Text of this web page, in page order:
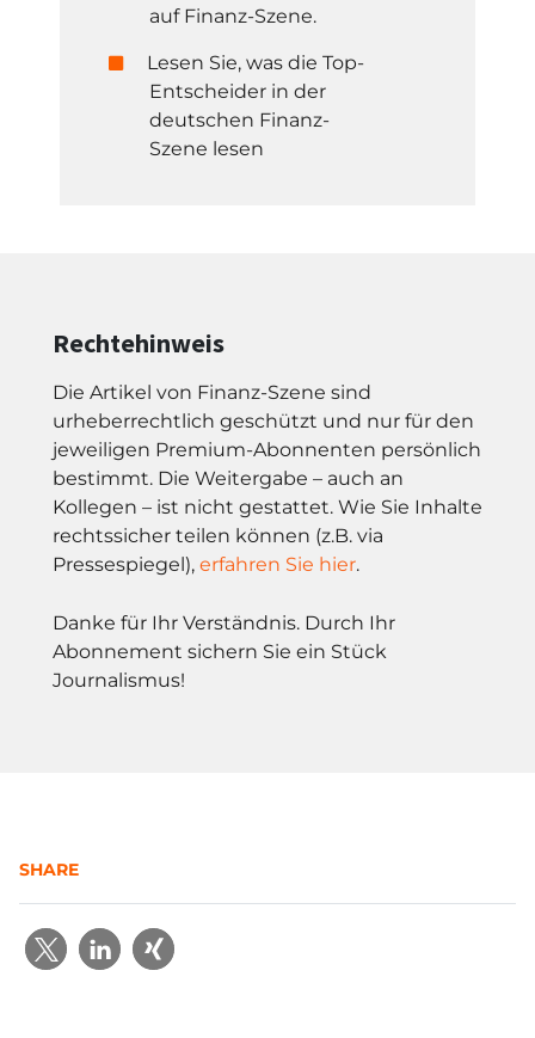
auf Finanz-Szene.
Lesen Sie, was die Top-
Entscheider in der
deutschen Finanz-
Szene lesen
Rechtehinweis
Die Artikel von Finanz-Szene sind
urheberrechtlich geschützt und nur für den
jeweiligen Premium-Abonnenten persönlich
bestimmt. Die Weitergabe – auch an
Kollegen – ist nicht gestattet. Wie Sie Inhalte
rechtssicher teilen können (z.B. via
Pressespiegel), erfahren Sie hier.
Danke für Ihr Verständnis. Durch Ihr
Abonnement sichern Sie ein Stück
Journalismus!
SHARE